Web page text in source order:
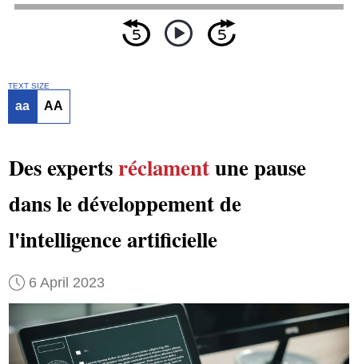
TEXT SIZE
aa AA
Des expertsréclamentune pause
dans le développement de
l'intelligence artificielle
6 April 2023